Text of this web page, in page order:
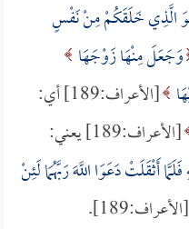
الَّذِي خَلَقَكُمْ مِنْ نَفْسٍ
وَجَعَلَ مِنْهَا زَوْجَهَا
[الأعراف:189] أي:
[الأعراف:189] يعني:
أَثْقَلَتْ دَعَوَا اللَّهَ رَبَّهُمَا لَئِنْ
[الأعراف:189].